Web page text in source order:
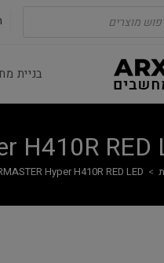
בניית
H410R RED
>
Hyper H410R RED LED